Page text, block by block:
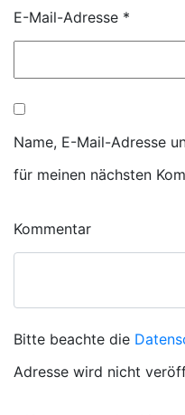
E-Mail-Adresse *
Name, E-Mail-Adresse
für meinen nächsten
Kommentar
Bitte beachte die
Adresse wird nicht